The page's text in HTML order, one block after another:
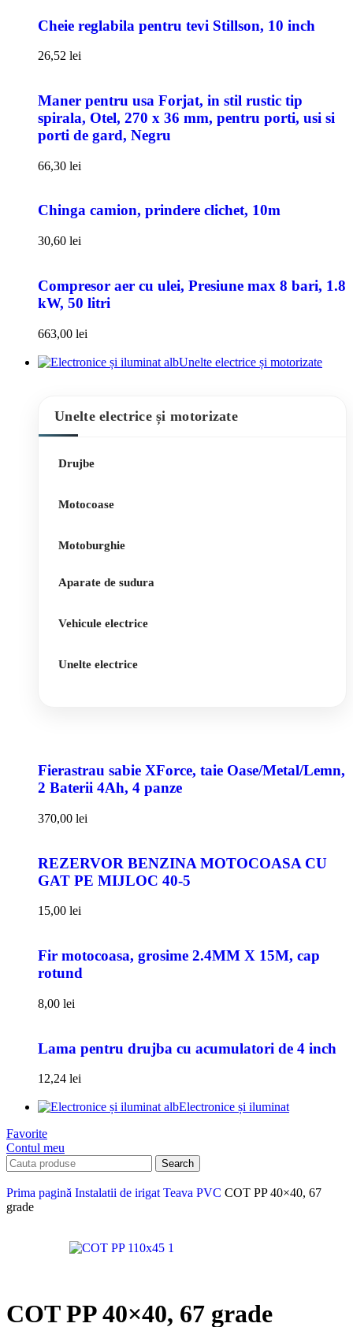
Cheie reglabila pentru tevi Stillson, 10 inch
26,52 lei
Maner pentru usa Forjat, in stil rustic tip
spirala, Otel, 270 x 36 mm, pentru porti, usi si
porti de gard, Negru
66,30 lei
Chinga camion, prindere clichet, 10m
30,60 lei
Compresor aer cu ulei, Presiune max 8 bari, 1.8
kW, 50 litri
663,00 lei
Unelte electrice și motorizate
Unelte electrice și motorizate
Drujbe
Motocoase
Motoburghie
Aparate de sudura
Vehicule electrice
Unelte electrice
Fierastrau sabie XForce, taie Oase/Metal/Lemn,
2 Baterii 4Ah, 4 panze
370,00 lei
REZERVOR BENZINA MOTOCOASA CU
GAT PE MIJLOC 40-5
15,00 lei
Fir motocoasa, grosime 2.4MM X 15M, cap
rotund
8,00 lei
Lama pentru drujba cu acumulatori de 4 inch
12,24 lei
Electronice și iluminat
Favorite
Contul meu
Search
Prima pagină Instalatii de irigat Teava PVC COT PP 40×40, 67
grade
COT PP 40×40, 67 grade